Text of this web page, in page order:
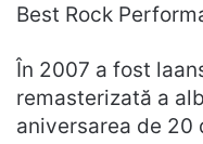
Best Rock
În 2007 a fost
remasterizată a
aniversarea de 20